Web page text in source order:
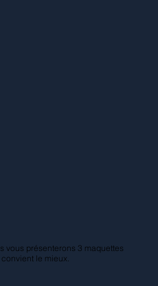
vous présenterons 3 maquettes
le mieux.